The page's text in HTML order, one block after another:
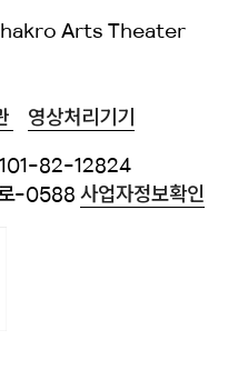
Arts Theater
영상처리기기
101-82-12824
로-0588사업자정보확인